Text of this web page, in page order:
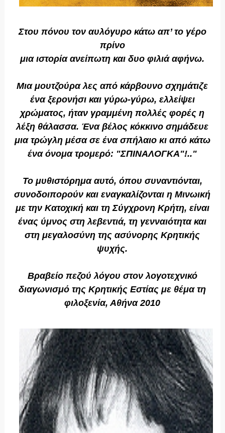
Στου πόνου τον αυλόγυρο κάτω απ’ το γέρο
πρίνο
μια ιστορία ανείπωτη και δυο φιλιά αφήνω.
Μια μουτζούρα λες από κάρβουνο σχημάτιζε
ένα ξερονήσι και γύρω-γύρω, ελλείψει
χρώματος, ήταν γραμμένη πολλές φορές η
λέξη θάλασσα. Ένα βέλος κόκκινο σημάδευε
μια τρώγλη μέσα σε ένα σπήλαιο κι από κάτω
ένα όνομα τρομερό: "ΣΠΙΝΑΛΟΓΚΑ"!.."
Το μυθιστόρημα αυτό, όπου συναντιόνται,
συνοδοιπορούν και εναγκαλίζονται η Μινωική
με την Kατοχική και τη Σύγχρονη Κρήτη, είναι
ένας ύμνος στη λεβεντιά, τη γενναιότητα και
στη μεγαλοσύνη της ασύνορης Κρητικής
ψυχής.
Βραβείο πεζού λόγου στον λογοτεχνικό
διαγωνισμό της Κρητικής Εστίας με θέμα τη
φιλοξενία, Αθήνα 2010